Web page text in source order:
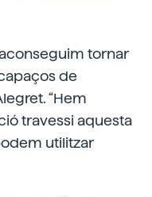
tornar
de
“Hem
travessi aquesta
utilitzar